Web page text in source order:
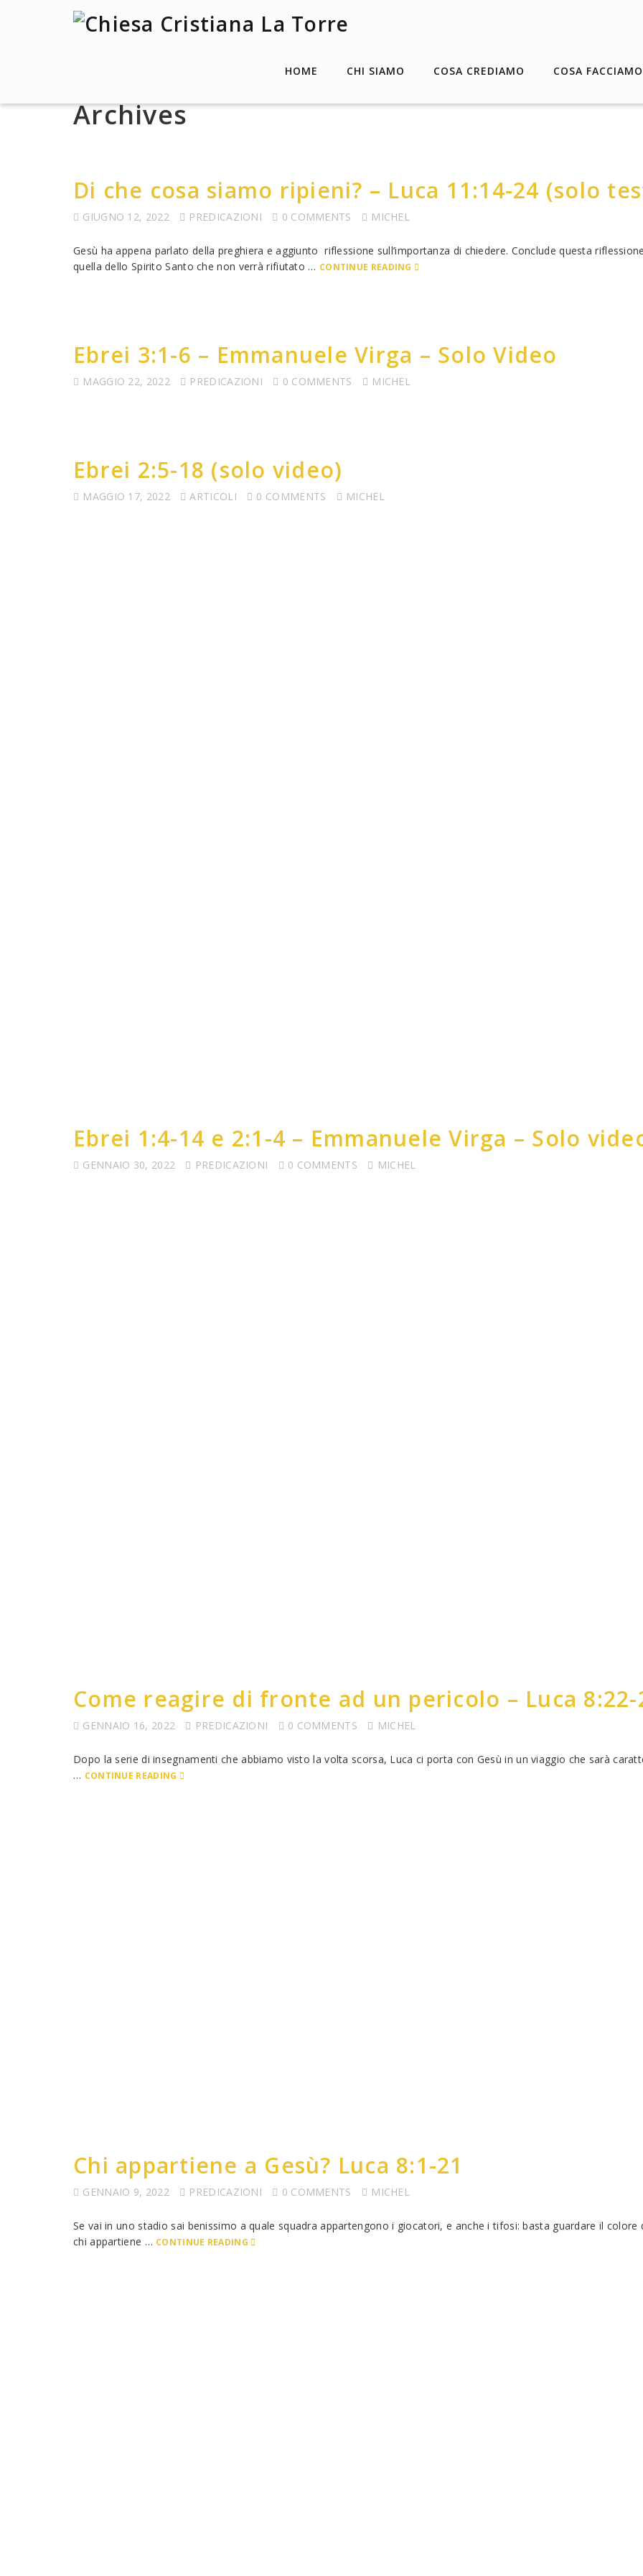
HOME CHI SIAMO COSA CREDIAMO COSA FACCIAMO
Archives
Di che cosa siamo ripieni? – Luca 11:14-24 (solo
GIUGNO 12, 2022 PREDICAZIONI 0 COMMENTS MICHEL
Gesù ha appena parlato della preghiera e aggiunto riflessione sull’importanza di chiedere. Conclude questa
quella dello Spirito Santo che non verrà rifiutato … CONTINUE READING
Ebrei 3:1-6 – Emmanuele Virga – Solo Video
MAGGIO 22, 2022 PREDICAZIONI 0 COMMENTS MICHEL
Ebrei 2:5-18 (solo video)
MAGGIO 17, 2022 ARTICOLI 0 COMMENTS MICHEL
Ebrei 1:4-14 e 2:1-4 – Emmanuele Virga – Solo
GENNAIO 30, 2022 PREDICAZIONI 0 COMMENTS MICHEL
Come reagire di fronte ad un pericolo – Luca 8:22-
GENNAIO 16, 2022 PREDICAZIONI 0 COMMENTS MICHEL
Dopo la serie di insegnamenti che abbiamo visto la volta scorsa, Luca ci porta con Gesù in un viaggio che sarà
… CONTINUE READING
Chi appartiene a Gesù? Luca 8:1-21
GENNAIO 9, 2022 PREDICAZIONI 0 COMMENTS MICHEL
Se vai in uno stadio sai benissimo a quale squadra appartengono i giocatori, e anche i tifosi: basta guardare il
chi appartiene … CONTINUE READING